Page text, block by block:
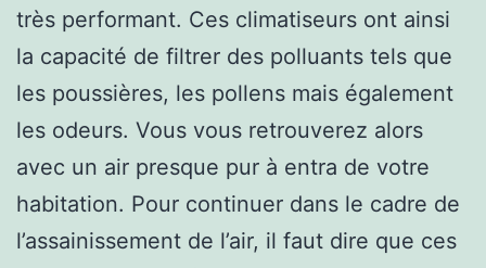
très performant. Ces climatiseurs ont ainsi
la capacité de filtrer des polluants tels que
les poussières, les pollens mais également
les odeurs. Vous vous retrouverez alors
avec un air presque pur à entra de votre
habitation. Pour continuer dans le cadre de
l’assainissement de l’air, il faut dire que ces